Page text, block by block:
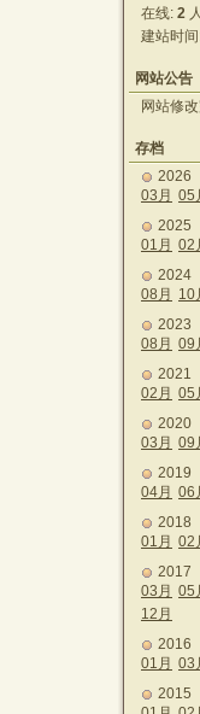
在线: 2 人
建站时
网站公告
网站修改
存档
2026
03月 05
2025
01月 02
2024
08月
10
2023
08月 09
2021
02月 05
2020
03月 09
2019
04月 06
2018
01月 02
2017
03月 05
12月
2016
01月 03
2015